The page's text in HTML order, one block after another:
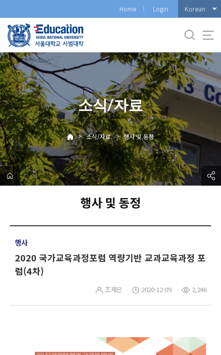
로
메
뉴
Home Login Korean
소식/자료
> 소식/자료 > 행사 및 동정
행사 및 동정
행사
2020 국가교육과정포럼 역량기반 교과교육과정 포
럼(4차)
조재은 2020-12-09 2,246